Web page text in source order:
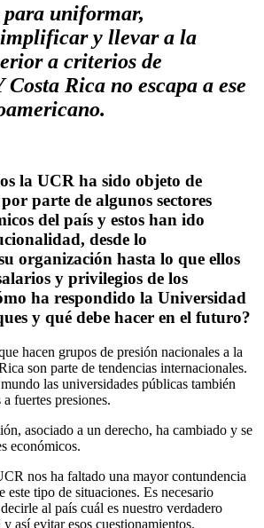
para uniformar,
y llevar a la
a criterios de
Rica no escapa a ese
la UCR ha sido objeto de
parte de algunos sectores
del país y estos han ido
desde lo
organización hasta lo que ellos
y privilegios de los
ha respondido la Universidad
y qué debe hacer en el futuro?
hacen grupos de presión nacionales a la
son parte de tendencias internacionales.
las universidades públicas también
fuertes presiones.
asociado a un derecho, ha cambiado y se
económicos.
nos ha faltado una mayor contundencia
este tipo de situaciones. Es necesario
al país cuál es nuestro verdadero
así evitar esos cuestionamientos.